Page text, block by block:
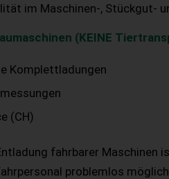
im Maschinen-, Stückgut-
(KEINE
Komplettladungen
(CH)
fahrbarer Maschinen
problemlos möglich.